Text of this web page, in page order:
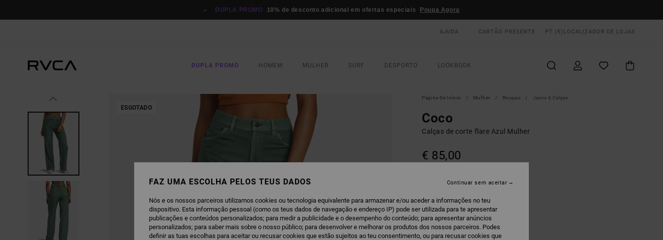
DUPLA PROMO 10% de desconto adicional em ofertas especiais Poupa Agora
AJUDA CARTÃO PRESENTE PT (€) LOCALIZADOR DE LOJAS
DUPLA PROMO HOMEM MULHER SURF DESPORTO LOOKBOOK
ESGOTADO
Página De Início Mulher Roupas Jeans & Calças
Coco
Calças de corte flare Azul Mulher
€ 85,00
FAZ UMA ESCOLHA PELOS TEUS DADOS
Nós e os nossos parceiros utilizamos cookies ou tecnologia equivalente para armazenar e/ou aceder a informações no teu
dispositivo. Esta informação pessoal (como os teus dados de navegação e endereço IP) pode ser utilizada para te apresentar
publicações e conteúdos personalizados; para medir a publicidade e o desempenho do conteúdo; para apresentar anúncios
personalizados; para saber mais sobre o nosso público; para desenvolver e melhorar os produtos dos nossos parceiros. Podes
definir as tuas escolhas para aceitar ou recusar cookies que estão sujeitos ao teu consentimento, ou para recusar cookies que
Continuar sem aceitar